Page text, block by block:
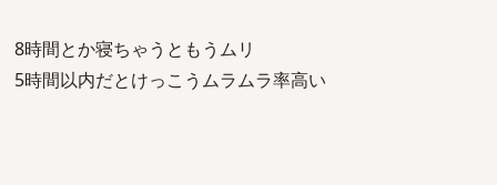
8時間とか寝ちゃうともうムリ
5時間以内だとけっこうムラムラ率高い